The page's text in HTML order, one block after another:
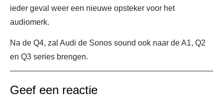
ieder geval weer een nieuwe opsteker voor het
audiomerk.
Na de Q4, zal Audi de Sonos sound ook naar de A1, Q2
en Q3 series brengen.
Geef een reactie